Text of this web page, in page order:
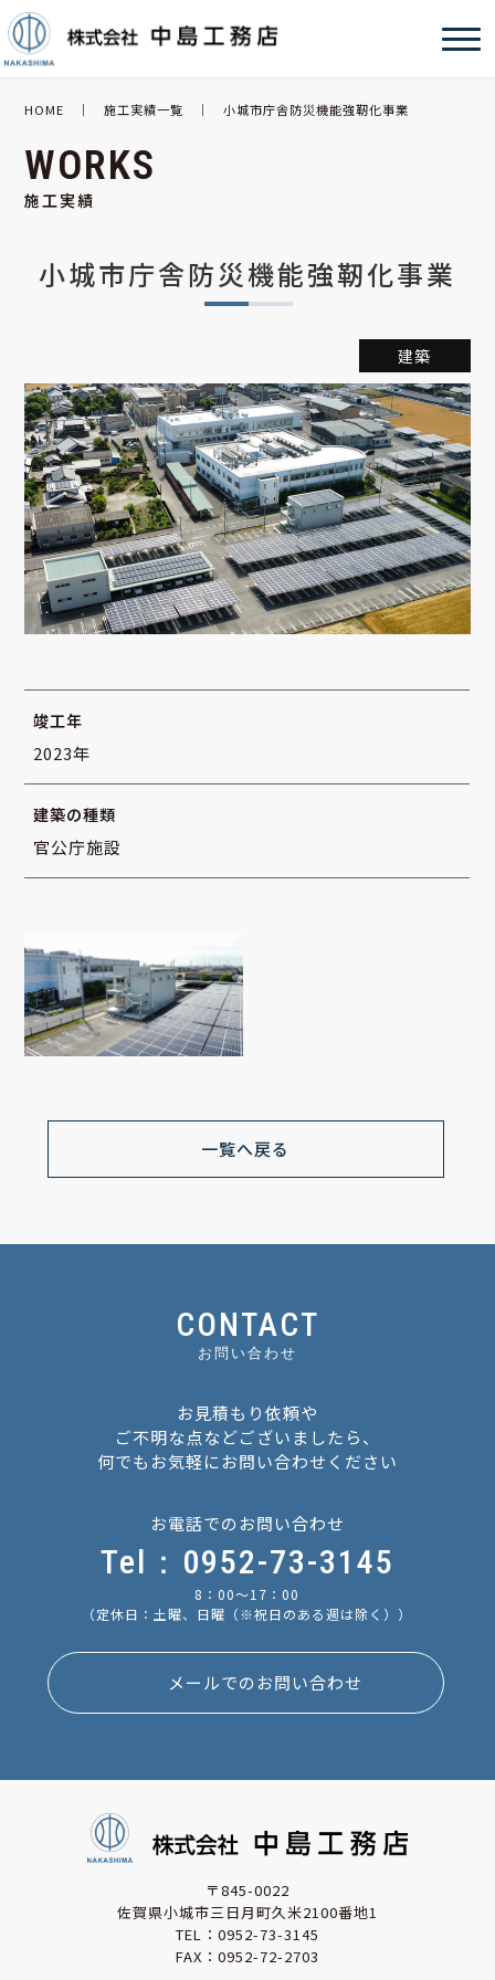
HOME ｜施工実績一覧 ｜ 小城市庁舎防災機能強靭化事業
WORKS
施工実績
小城市庁舎防災機能強靭化事業
建築
竣工年
2023年
建築の種類
官公庁施設
一覧へ戻る
CONTACT
お問い合わせ
お見積もり依頼や
ご不明な点などございましたら、
何でもお気軽にお問い合わせください
お電話でのお問い合わせ
Tel：0952-73-3145
8：00〜17：00
（定休日：土曜、日曜 （※祝日のある週は除く））
メールでのお問い合わせ
〒845-0022
佐賀県小城市三日月町久米2100番地1
TEL： 0952-73-3145
FAX：0952-72-2703